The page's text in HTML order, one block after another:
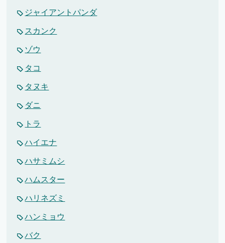
ジャイアントパンダ
スカンク
ゾウ
タコ
タヌキ
ダニ
トラ
ハイエナ
ハサミムシ
ハムスター
ハリネズミ
ハンミョウ
バク